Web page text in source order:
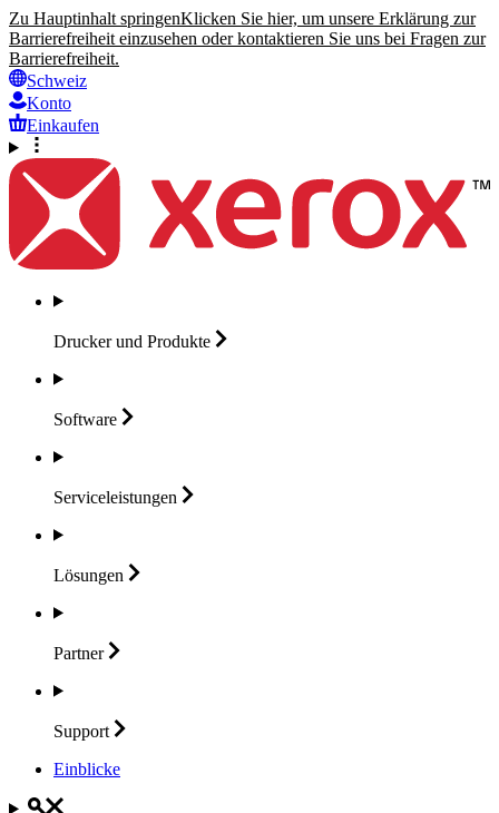
Zu Hauptinhalt springenKlicken Sie hier, um unsere Erklärung zur
Barrierefreiheit einzusehen oder kontaktieren Sie uns bei Fragen zur
Barrierefreiheit.
Schweiz
Konto
Einkaufen
Drucker und Produkte
Software
Serviceleistungen
Lösungen
Partner
Support
Einblicke